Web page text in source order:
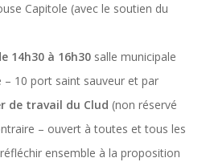
Capitole (avec le soutien du
14h30 à 16h30 salle municipale
– 10 port saint sauveur et par
de travail du Clud (non réservé
– ouvert à toutes et tous les
ensemble à la proposition